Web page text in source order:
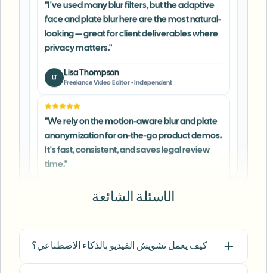
looking — great for client deliverables where
privacy matters."
LT
Lisa Thompson
"We rely on the motion-aware blur and plate
anonymization for on-the-go product demos.
It's fast, consistent, and saves legal review
time."
MC
Michael Chen
automatically anonymize license plates in
الأسئلة الشائعة
كيف يعمل تشويش الفيديو بالذكاء الاصطناعي؟